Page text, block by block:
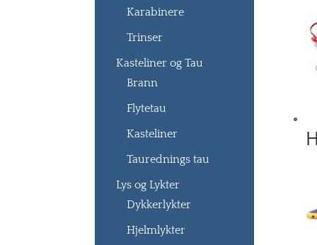
Karabinere
Trinser
Kasteliner og Tau
Brann
Flytetau
Kasteliner
Taurednings tau
Lys og Lykter
Dykkerlykter
Hjelmlykter